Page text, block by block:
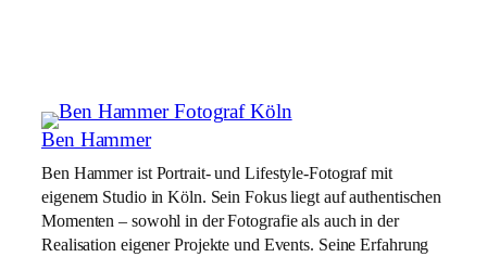
Ben Hammer
Ben Hammer ist Portrait- und Lifestyle-Fotograf mit
eigenem Studio in Köln. Sein Fokus liegt auf authentischen
Momenten – sowohl in der Fotografie als auch in der
Realisation eigener Projekte und Events. Seine Erfahrung